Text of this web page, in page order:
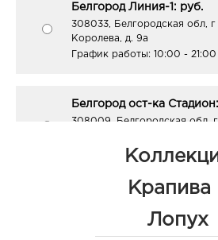
Белгород Линия-1: руб.
308033, Белгородская обл,
Королева, д. 9а
График работы: 10:00 - 21:00
Белгород ост-ка
308009, Белгородская обл,
График работы:9:00 - 20:00
308010, Белгородская обл, г
Крапива
Лопух